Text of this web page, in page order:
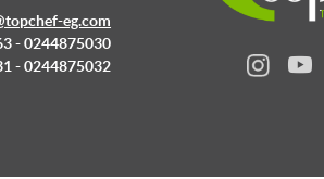
eg.com
- 0244875030
- 0244875032